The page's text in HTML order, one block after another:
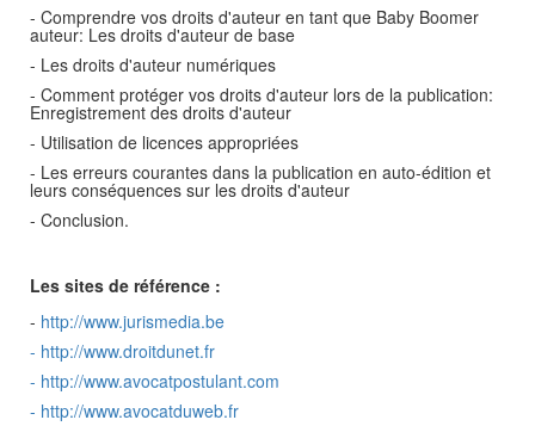
- Comprendre vos droits d'auteur en tant que Baby Boomer
auteur: Les droits d'auteur de base
- Les droits d'auteur numériques
- Comment protéger vos droits d'auteur lors de la publication:
Enregistrement des droits d'auteur
- Utilisation de licences appropriées
- Les erreurs courantes dans la publication en auto-édition et
leurs conséquences sur les droits d'auteur
- Conclusion.
Les sites de référence :
- http://www.jurismedia.be
- http://www.droitdunet.fr
- http://www.avocatpostulant.com
- http://www.avocatduweb.fr